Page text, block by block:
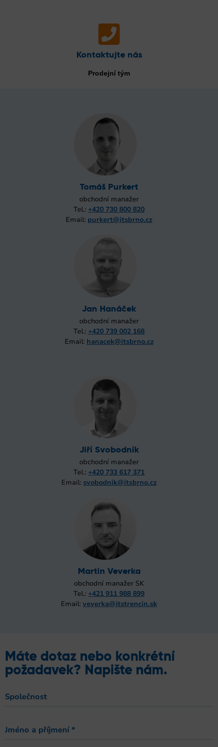
Kontaktujte nás
Prodejní tým
Tomáš Purkert
obchodní manažer
Tel.: +420 730 800 820
Email: purkert@itsbrno.cz
Jan Hanáček
obchodní manažer
Tel.: +420 739 002 168
Email: hanacek@itsbrno.cz
Jiří Svobodník
obchodní manažer
Tel.: +420 733 617 371
Email: svobodnik@itsbrno.cz
Martin Veverka
obchodní manažer SK
Tel.: +421 911 988 899
Email: veverka@itstrencin.sk
Máte dotaz nebo konkrétní
požadavek? Napište nám.
Společnost
Jméno a příjmení*